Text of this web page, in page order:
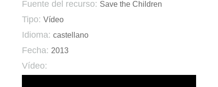
Fuente del recurso: Save the Children
Tipo: Vídeo
Idioma: castellano
Fecha: 2013
Vídeo: